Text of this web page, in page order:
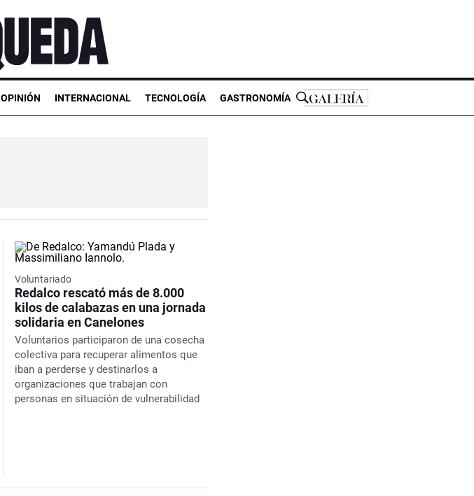
OPINIÓN INTERNACIONAL TECNOLOGÍA GASTRONOMÍA
Voluntariado
Redalco rescató más de 8.000
kilos de calabazas en una jornada
solidaria en Canelones
Voluntarios participaron de una cosecha
colectiva para recuperar alimentos que
iban a perderse y destinarlos a
organizaciones que trabajan con
personas en situación de vulnerabilidad